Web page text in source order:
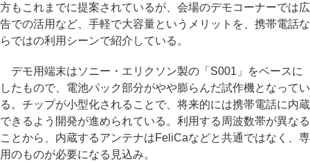
方もこれまでに提案されているが、会場のデモコーナーでは広
告での活用など、手軽で大容量というメリットを、携帯電話な
らではの利用シーンで紹介している。
デモ用端末はソニー・エリクソン製の「S001」をベースに
したもので、電池パック部分がやや膨らんだ試作機となってい
る。チップが小型化されることで、将来的には携帯電話に内蔵
できるよう開発が進められている。利用する周波数帯が異なる
ことから、内蔵するアンテナはFeliCaなどと共通ではなく、専
用のものが必要になる見込み。